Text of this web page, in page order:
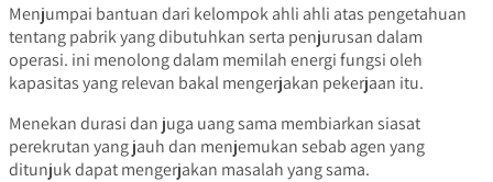
Menjumpai bantuan dari kelompok ahli ahli atas pengetahuan
tentang pabrik yang dibutuhkan serta penjurusan dalam
operasi. ini menolong dalam memilah energi fungsi oleh
kapasitas yang relevan bakal mengerjakan pekerjaan itu.
Menekan durasi dan juga uang sama membiarkan siasat
perekrutan yang jauh dan menjemukan sebab agen yang
ditunjuk dapat mengerjakan masalah yang sama.